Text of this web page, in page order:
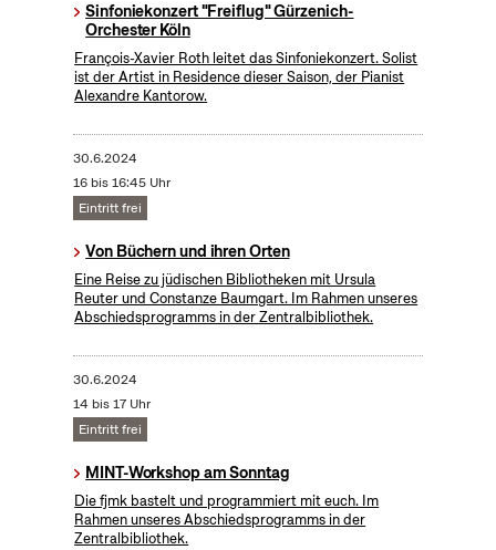
Sinfoniekonzert "Freiflug" Gürzenich-
Orchester Köln
François-Xavier Roth leitet das Sinfoniekonzert. Solist
ist der Artist in Residence dieser Saison, der Pianist
Alexandre Kantorow.
30.6.2024
16 bis 16:45 Uhr
Eintritt frei
Von Büchern und ihren Orten
Eine Reise zu jüdischen Bibliotheken mit Ursula
Reuter und Constanze Baumgart. Im Rahmen unseres
Abschiedsprogramms in der Zentralbibliothek.
30.6.2024
14 bis 17 Uhr
Eintritt frei
MINT-Workshop am Sonntag
Die fjmk bastelt und programmiert mit euch. Im
Rahmen unseres Abschiedsprogramms in der
Zentralbibliothek.